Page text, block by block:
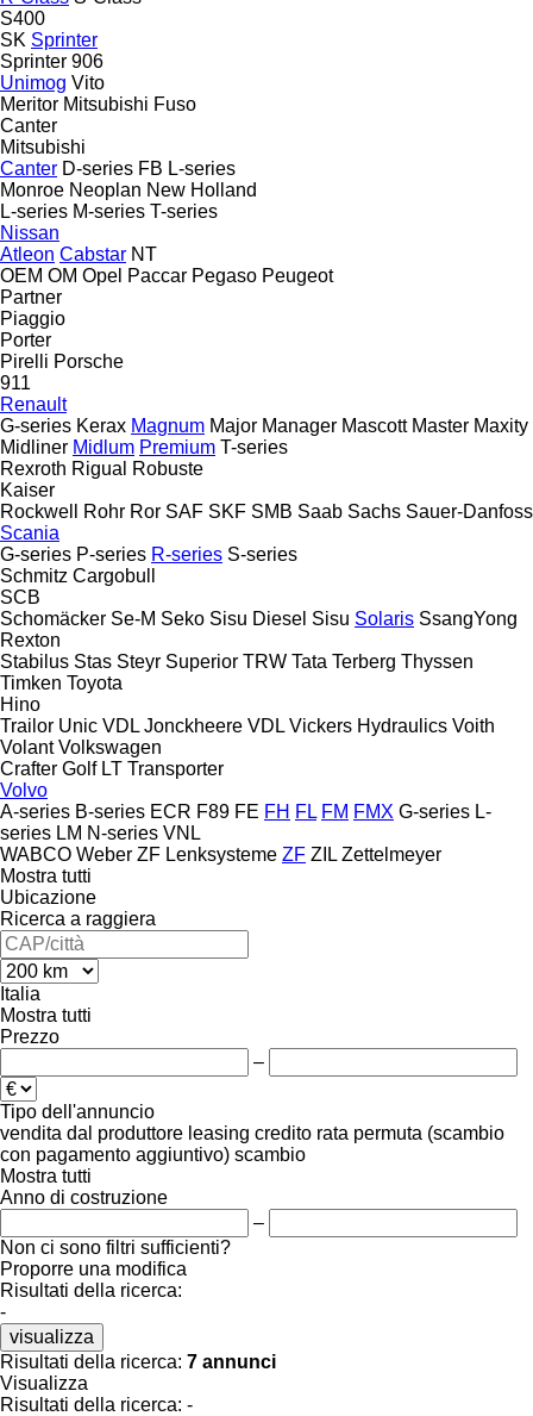
S400
SK Sprinter
Sprinter 906
Unimog Vito
Meritor Mitsubishi Fuso
Canter
Mitsubishi
Canter D-series FB L-series
Monroe Neoplan New Holland
L-series M-series T-series
Nissan
Atleon Cabstar NT
OEM OM Opel Paccar Pegaso Peugeot
Partner
Piaggio
Porter
Pirelli Porsche
911
Renault
G-series Kerax Magnum Major Manager Mascott Master Maxity
Midliner Midlum Premium T-series
Rexroth Rigual
Robuste
Kaiser
Rockwell
Rohr Ror SAF SKF SMB Saab Sachs Sauer-Danfoss
Scania
G-series P-series R-series S-series
Schmitz Cargobull
SCB
Schomäcker Se-M Seko Sisu Diesel Sisu Solaris SsangYong
Rexton
Stabilus Stas Steyr Superior TRW Tata Terberg Thyssen
Timken Toyota
Hino
Trailor Unic VDL Jonckheere VDL Vickers Hydraulics Voith
Volant Volkswagen
Crafter Golf LT Transporter
Volvo
A-series B-series ECR F89 FE FH FL FM FMX G-series L-
series LM N-series VNL
WABCO Weber ZF Lenksysteme ZF ZIL Zettelmeyer
Mostra tutti
Ubicazione
Ricerca a raggiera
Italia
Mostra tutti
Prezzo
–
Tipo dell'annuncio
vendita dal produttore leasing credito rata permuta (scambio
con pagamento aggiuntivo) scambio
Mostra tutti
Anno di costruzione
–
Non ci sono filtri sufficienti?
Proporre una modifica
Risultati della ricerca:
-
visualizza
Risultati della ricerca: 7 annunci
Visualizza
Risultati della ricerca: -